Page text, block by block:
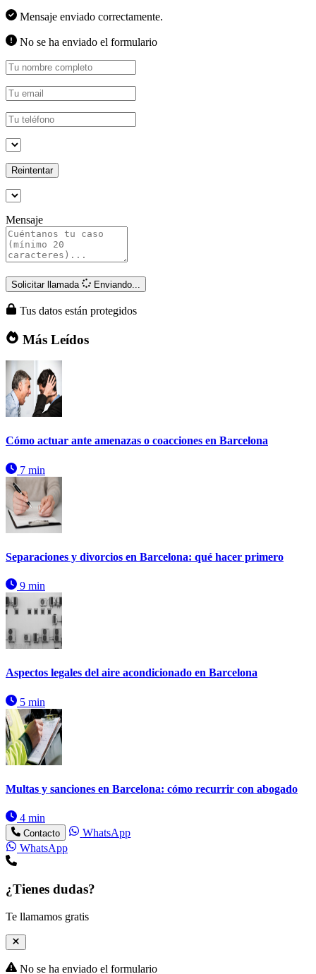
Mensaje enviado correctamente.
No se ha enviado el formulario
Reintentar
Mensaje
Solicitar llamada Enviando...
Tus datos están protegidos
Más Leídos
Cómo actuar ante amenazas o coacciones en Barcelona
7 min
Separaciones y divorcios en Barcelona: qué hacer primero
9 min
Aspectos legales del aire acondicionado en Barcelona
5 min
Multas y sanciones en Barcelona: cómo recurrir con abogado
4 min
Contacto
WhatsApp
WhatsApp
¿Tienes dudas?
Te llamamos gratis
No se ha enviado el formulario